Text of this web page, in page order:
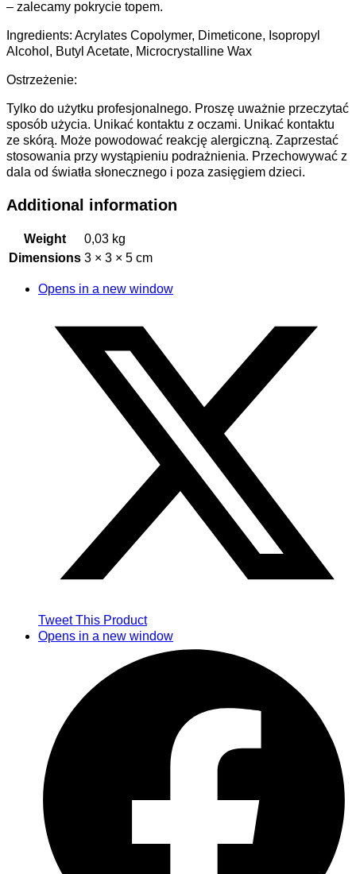
– zalecamy pokrycie topem.
Ingredients: Acrylates Copolymer, Dimeticone, Isopropyl
Alcohol, Butyl Acetate, Microcrystalline Wax
Ostrzeżenie:
Tylko do użytku profesjonalnego. Proszę uważnie przeczytać
sposób użycia. Unikać kontaktu z oczami. Unikać kontaktu
ze skórą. Może powodować reakcję alergiczną. Zaprzestać
stosowania przy wystąpieniu podrażnienia. Przechowywać z
dala od światła słonecznego i poza zasięgiem dzieci.
Additional information
Weight
0,03 kg
Dimensions 3 × 3 × 5 cm
Opens in a new window
Tweet This Product
Opens in a new window